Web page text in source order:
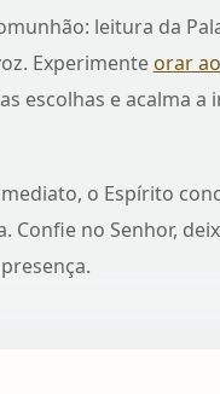
leitura da
Experimente orar
escolhas e acalma a
o Espírito
no Senhor,